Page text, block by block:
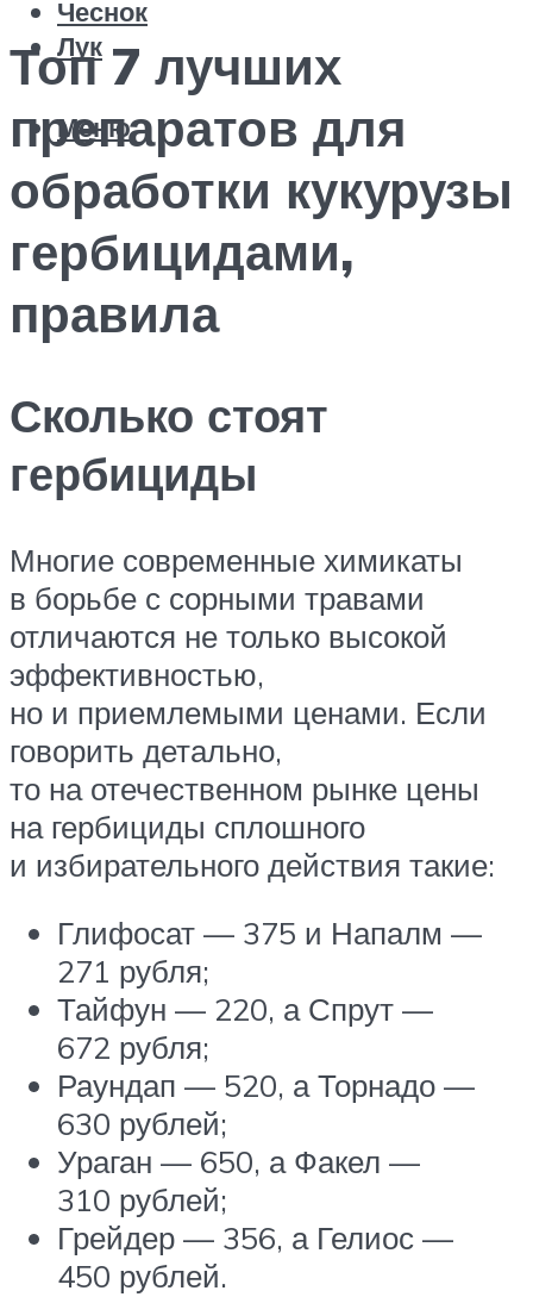
Чеснок
Лук
Меню
Топ 7 лучших
препаратов для
обработки кукурузы
гербицидами,
правила
Сколько стоят
гербициды
Многие современные химикаты
в борьбе с сорными травами
отличаются не только высокой
эффективностью,
но и приемлемыми ценами. Если
говорить детально,
то на отечественном рынке цены
на гербициды сплошного
и избирательного действия такие:
Глифосат — 375 и Напалм —
271 рубля;
Тайфун — 220, а Спрут —
672 рубля;
Раундап — 520, а Торнадо —
630 рублей;
Ураган — 650, а Факел —
310 рублей;
Грейдер — 356, а Гелиос —
450 рублей.